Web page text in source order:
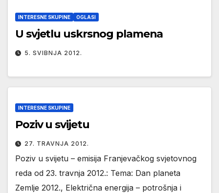
INTERESNE SKUPINE OGLASI
U svjetlu uskrsnog plamena
5. SVIBNJA 2012.
INTERESNE SKUPINE
Poziv u svijetu
27. TRAVNJA 2012.
Poziv u svijetu – emisija Franjevačkog svjetovnog
reda od 23. travnja 2012.: Tema: Dan planeta
Zemlje 2012., Električna energija – potrošnja i